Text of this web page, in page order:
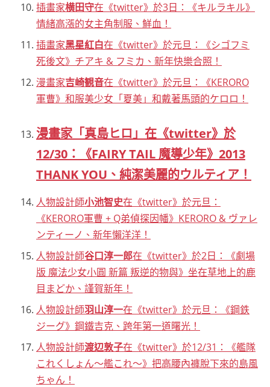
插畫家横田守在《twitter》於3日：《キルラキル》
情緒高漲的女主角制服、鮮血！
插畫家黑星紅白在《twitter》於元旦：《シゴフミ
死後文》チアキ & フミカ、新年快樂合照！
漫畫家吉崎観音在《twitter》於元旦：《KERORO
軍曹》和服美少女「夏美」和戴著馬頭的ケロロ！
漫畫家「真島ヒロ」在《twitter》於
12/30：《FAIRY TAIL 魔導少年》2013
THANK YOU、純潔美麗的ウルティア！
人物設計師小池智史在《twitter》於元旦：
《KERORO軍曹 + Q弟偵探因幡》KERORO & ヴァレ
ンティーノ、新年懶洋洋！
人物設計師谷口淳一郎在《twitter》於2日：《劇場
版 魔法少女小圓 新篇 叛逆的物與》坐在草地上的鹿
目まどか、謹賀新年！
人物設計師羽山淳一在《twitter》於元旦：《鋼鉄
ジーグ》鋼鐵吉克、跨年第一道曙光！
人物設計師渡辺敦子在《twitter》於12/31：《艦隊
これくしょん～艦これ～》把高腰內褲脫下來的島風
ちゃん！